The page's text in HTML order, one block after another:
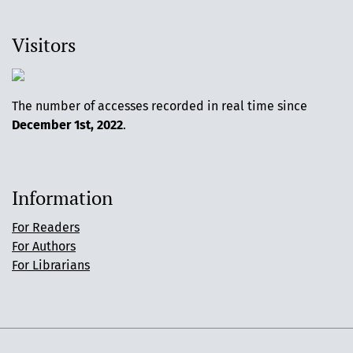
Visitors
The number of accesses recorded in real time since
December 1st, 2022.
Information
For Readers
For Authors
For Librarians